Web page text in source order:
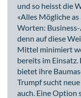
und so heisst die
«Alles Mögliche
Worten: Business-
denn auf diese
Mittel minimiert
bereits im
bietet ihre
Trumpf sucht
auch. Eine Option